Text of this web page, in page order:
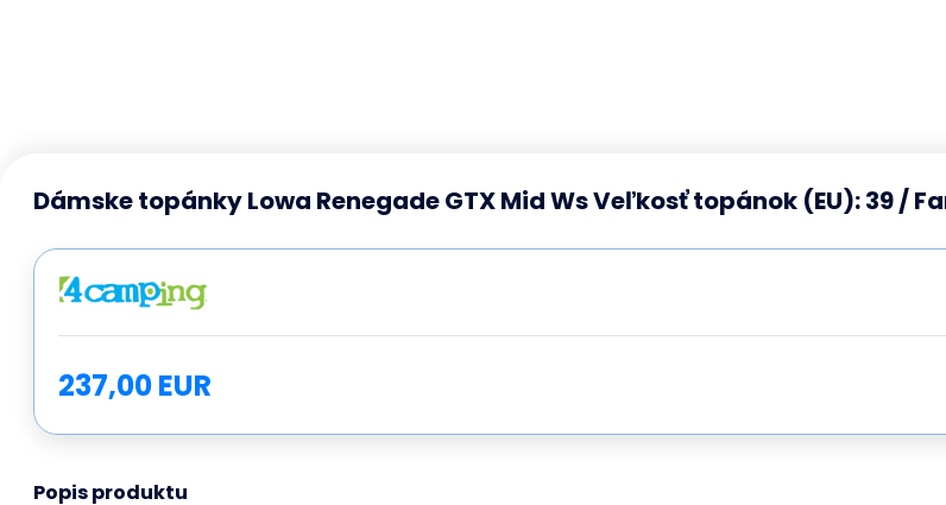
Dámske topánky Lowa Renegade GTX Mid Ws Veľkosť topánok (EU): 39 /
237,00 EUR
Popis produktu